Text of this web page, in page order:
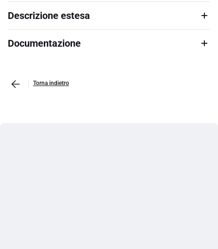
Descrizione estesa
Documentazione
Torna indietro